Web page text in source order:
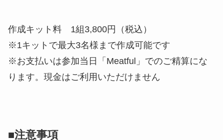
作成キット料 1組3,800円（税込）
※1キットで最大3名様まで作成可能です
※お支払いは参加当日「Meatful」でのご精算にな
ります。現金はご利用いただけません
■注意事項